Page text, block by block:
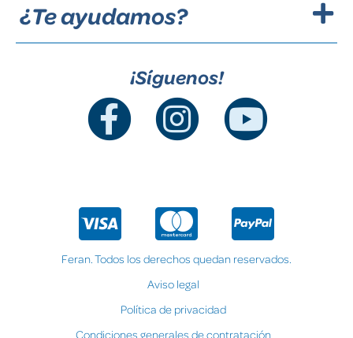
¿Te ayudamos?
¡Síguenos!
Feran. Todos los derechos quedan reservados.
Aviso legal
Política de privacidad
Condiciones generales de contratación